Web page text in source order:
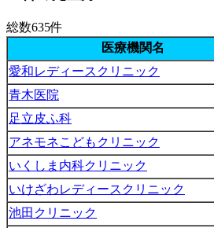
総数635件
医療機関名
愛和レディースクリニック
青木医院
足立皮ふ科
アネモネこどもクリニック
いくしま内科クリニック
いけざわレディースクリニック
池田クリニック